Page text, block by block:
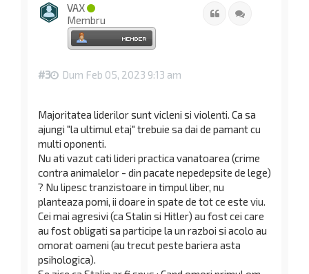
VAX
Membru
Citat
#3 Dum Feb 05, 2023 9:13 am
Majoritatea liderilor sunt vicleni si violenti. Ca sa
ajungi "la ultimul etaj" trebuie sa dai de pamant cu
multi oponenti.
Nu ati vazut cati lideri practica vanatoarea (crime
contra animalelor - din pacate nepedepsite de lege)
? Nu lipesc tranzistoare in timpul liber, nu
planteaza pomi, ii doare in spate de tot ce este viu.
Cei mai agresivi (ca Stalin si Hitler) au fost cei care
au fost obligati sa participe la un razboi si acolo au
omorat oameni (au trecut peste bariera asta
psihologica).